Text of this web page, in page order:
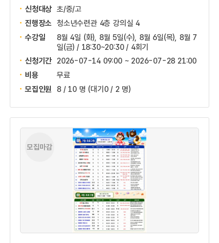
신청대상 초/중/고
진행장소 청소년수련관 4층 강의실 4
수강일
8월 4일 (화), 8월 5일(수), 8월 6일(목), 8월 7
일(금) / 18:30~20:30 / 4회기
신청기간 2026-07-14 09:00 ~ 2026-07-28 21:00
비용
무료
모집인원
8 / 10 명 (대기0 / 2 명)
모집마감